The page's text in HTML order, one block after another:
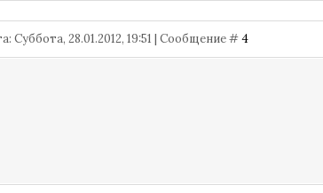
Суббота, 28.01.2012, 19:51 | Сообщение #4